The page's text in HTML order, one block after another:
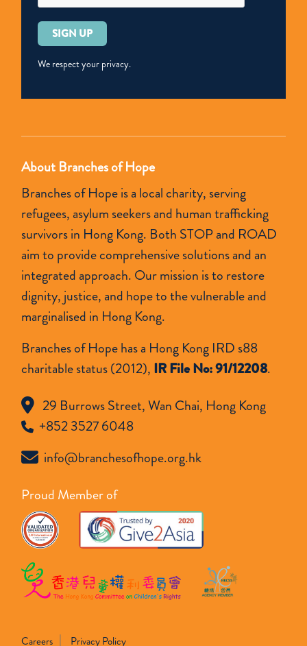
Please
leave
this
empty.
We respect your privacy.
About Branches of Hope
Branches of Hope is a local charity, serving
refugees, asylum seekers and human trafficking
survivors in Hong Kong. Both STOP and ROAD
aim to provide comprehensive solutions and an
integrated approach. Our mission is to restore
dignity, justice, and hope to the vulnerable and
marginalised in Hong Kong.
Branches of Hope has a Hong Kong IRD s88
charitable status (2012), IR File No: 91/12208.
29 Burrows Street, Wan Chai, Hong Kong
+852 3527 6048
info@branchesofhope.org.hk
Proud Member of
Careers Privacy Policy